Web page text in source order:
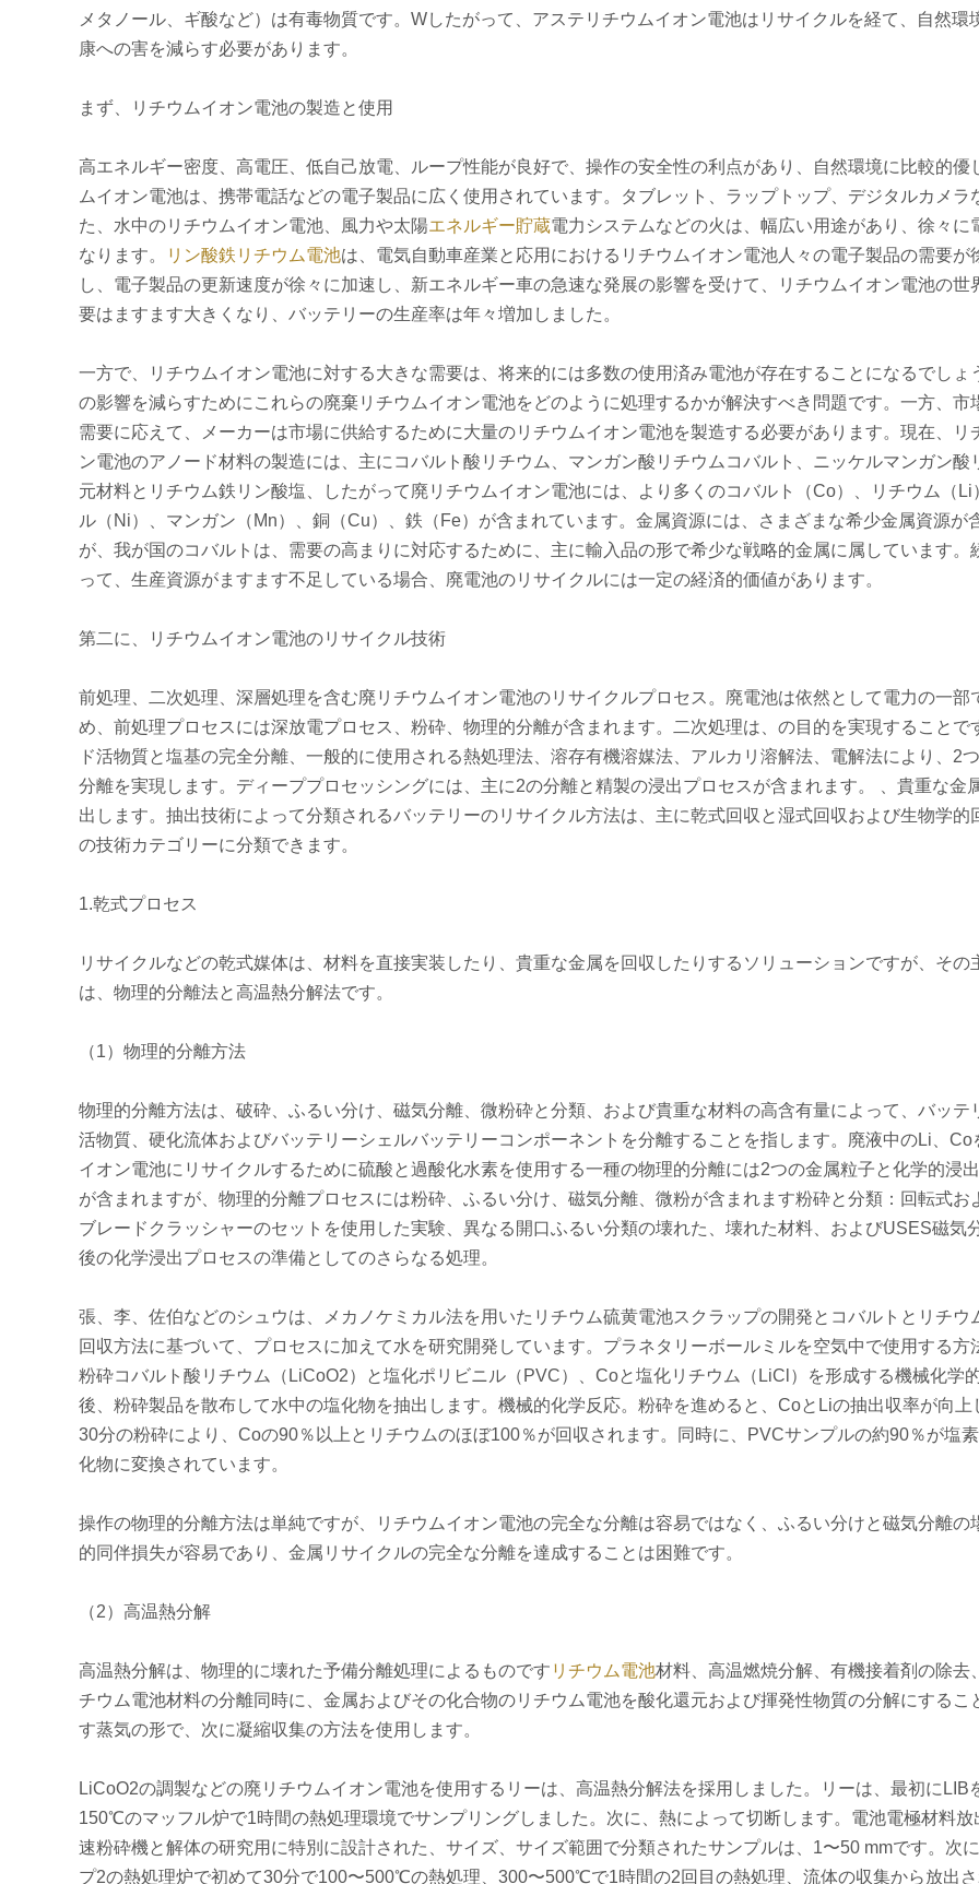
メタノール、ギ酸など）は有毒物質です。Wしたがって、アステリチウムイオン電池はリサイクルを経て、自然環
康への害を減らす必要があります。
まず、リチウムイオン電池の製造と使用
高エネルギー密度、高電圧、低自己放電、ループ性能が良好で、操作の安全性の利点があり、自然環境に比較的優
ムイオン電池は、携帯電話などの電子製品に広く使用されています。タブレット、ラップトップ、デジタルカメラ
た、水中のリチウムイオン電池、風力や太陽エネルギー貯蔵電力システムなどの火は、幅広い用途があり、徐々に
なります。
リン酸鉄リチウム電池は、電気自動車産業と応用におけるリチウムイオン電池人々の電子製品の需要が
し、電子製品の更新速度が徐々に加速し、新エネルギー車の急速な発展の影響を受けて、リチウムイオン電池の世
要はますます大きくなり、バッテリーの生産率は年々増加しました。
一方で、リチウムイオン電池に対する大きな需要は、将来的には多数の使用済み電池が存在することになるでしょ
の影響を減らすためにこれらの廃棄リチウムイオン電池をどのように処理するかが解決すべき問題です。一方、市
需要に応えて、メーカーは市場に供給するために大量のリチウムイオン電池を製造する必要があります。現在、リ
ン電池のアノード材料の製造には、主にコバルト酸リチウム、マンガン酸リチウムコバルト、ニッケルマンガン酸
元材料とリチウム鉄リン酸塩、したがって廃リチウムイオン電池には、より多くのコバルト（Co）、リチウム（Li
ル（Ni）、マンガン（Mn）、銅（Cu）、鉄（Fe）が含まれています。金属資源には、さまざまな希少金属資源が
が、我が国のコバルトは、需要の高まりに対応するために、主に輸入品の形で希少な戦略的金属に属しています。
って、生産資源がますます不足している場合、廃電池のリサイクルには一定の経済的価値があります。
第二に、リチウムイオン電池のリサイクル技術
前処理、二次処理、深層処理を含む廃リチウムイオン電池のリサイクルプロセス。廃電池は依然として電力の一部
め、前処理プロセスには深放電プロセス、粉砕、物理的分離が含まれます。二次処理は、の目的を実現することで
ド活物質と塩基の完全分離、一般的に使用される熱処理法、溶存有機溶媒法、アルカリ溶解法、電解法により、2
分離を実現します。ディーププロセッシングには、主に2の分離と精製の浸出プロセスが含まれます。 、貴重な金
出します。抽出技術によって分類されるバッテリーのリサイクル方法は、主に乾式回収と湿式回収および生物学的
の技術カテゴリーに分類できます。
1.乾式プロセス
リサイクルなどの乾式媒体は、材料を直接実装したり、貴重な金属を回収したりするソリューションですが、その
は、物理的分離法と高温熱分解法です。
（1）物理的分離方法
物理的分離方法は、破砕、ふるい分け、磁気分離、微粉砕と分類、および貴重な材料の高含有量によって、バッテ
活物質、硬化流体およびバッテリーシェルバッテリーコンポーネントを分離することを指します。廃液中のLi、Co
イオン電池にリサイクルするために硫酸と過酸化水素を使用する一種の物理的分離には2つの金属粒子と化学的浸
が含まれますが、物理的分離プロセスには粉砕、ふるい分け、磁気分離、微粉が含まれます粉砕と分類：回転式お
ブレードクラッシャーのセットを使用した実験、異なる開口ふるい分類の壊れた、壊れた材料、およびUSES磁気
後の化学浸出プロセスの準備としてのさらなる処理。
張、李、佐伯などのシュウは、メカノケミカル法を用いたリチウム硫黄電池スクラップの開発とコバルトとリチウ
回収方法に基づいて、プロセスに加えて水を研究開発しています。プラネタリーボールミルを空気中で使用する方
粉砕コバルト酸リチウム（LiCoO2）と塩化ポリビニル（PVC）、Coと塩化リチウム（LiCl）を形成する機械化学
後、粉砕製品を散布して水中の塩化物を抽出します。機械的化学反応。粉砕を進めると、CoとLiの抽出収率が向上
30分の粉砕により、Coの90％以上とリチウムのほぼ100％が回収されます。同時に、PVCサンプルの約90％が塩
化物に変換されています。
操作の物理的分離方法は単純ですが、リチウムイオン電池の完全な分離は容易ではなく、ふるい分けと磁気分離の
的同伴損失が容易であり、金属リサイクルの完全な分離を達成することは困難です。
（2）高温熱分解
高温熱分解は、物理的に壊れた予備分離処理によるものです リチウム電池材料、高温燃焼分解、有機接着剤の除去
チウム電池材料の分離同時に、金属およびその化合物のリチウム電池を酸化還元および揮発性物質の分解にするこ
す蒸気の形で、次に凝縮収集の方法を使用します。
LiCoO2の調製などの廃リチウムイオン電池を使用するリーは、高温熱分解法を採用しました。リーは、最初にLIB
150℃のマッフル炉で1時間の熱処理環境でサンプリングしました。次に、熱によって切断します。電池電極材料放
速粉砕機と解体の研究用に特別に設計された、サイズ、サイズ範囲で分類されたサンプルは、1〜50 mmです。次
プ2の熱処理炉で初めて30分で100〜500℃の熱処理、300〜500℃で1時間の2回目の熱処理、流体の収集から放出